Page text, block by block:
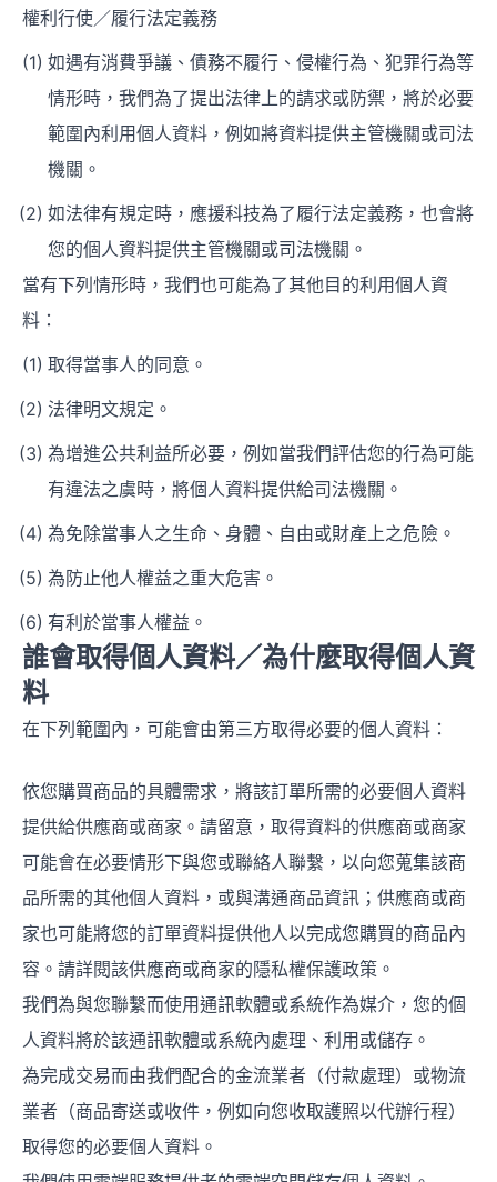
權利行使／履行法定義務
如遇有消費爭議、債務不履行、侵權行為、犯罪行為等
情形時，我們為了提出法律上的請求或防禦，將於必要
範圍內利用個人資料，例如將資料提供主管機關或司法
機關。
如法律有規定時，應援科技為了履行法定義務，也會將
您的個人資料提供主管機關或司法機關。
當有下列情形時，我們也可能為了其他目的利用個人資
料：
取得當事人的同意。
法律明文規定。
為增進公共利益所必要，例如當我們評估您的行為可能
有違法之虞時，將個人資料提供給司法機關。
為免除當事人之生命、身體、自由或財產上之危險。
為防止他人權益之重大危害。
有利於當事人權益。
誰會取得個人資料／為什麼取得個人資
料
在下列範圍內，可能會由第三方取得必要的個人資料：
依您購買商品的具體需求，將該訂單所需的必要個人資料
提供給供應商或商家。請留意，取得資料的供應商或商家
可能會在必要情形下與您或聯絡人聯繫，以向您蒐集該商
品所需的其他個人資料，或與溝通商品資訊；供應商或商
家也可能將您的訂單資料提供他人以完成您購買的商品內
容。請詳閱該供應商或商家的隱私權保護政策。
我們為與您聯繫而使用通訊軟體或系統作為媒介，您的個
人資料將於該通訊軟體或系統內處理、利用或儲存。
為完成交易而由我們配合的金流業者（付款處理）或物流
業者（商品寄送或收件，例如向您收取護照以代辦行程）
取得您的必要個人資料。